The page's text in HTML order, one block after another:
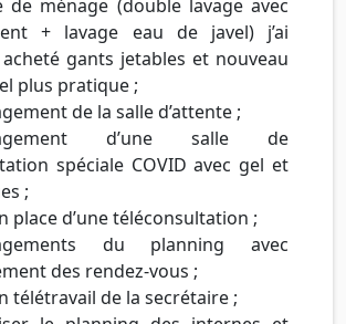
de ménage (double lavage avec
+ lavage eau de javel) j’ai
gants jetables et nouveau
plus pratique ;
de la salle d’attente ;
d’une salle de
spéciale COVID avec gel et
;
place d’une téléconsultation ;
du planning avec
des rendez-vous ;
télétravail de la secrétaire ;